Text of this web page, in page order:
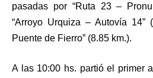
pasadas por “Ruta 23 –
“Arroyo Urquiza – Autovía 14”
Puente de Fierro” (8.85 km.).
A las 10:00 hs. partió el primer